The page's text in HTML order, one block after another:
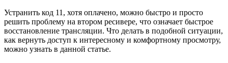
Устранить код 11, хотя оплачено, можно быстро и просто
решить проблему на втором ресивере, что означает быстрое
восстановление трансляции. Что делать в подобной ситуации,
как вернуть доступ к интересному и комфортному просмотру,
можно узнать в данной статье.